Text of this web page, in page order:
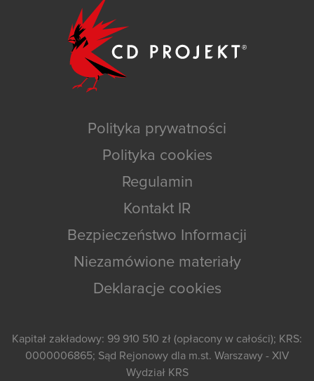
Polityka prywatności
Polityka cookies
Regulamin
Kontakt IR
Bezpieczeństwo Informacji
Niezamówione materiały
Deklaracje cookies
Kapitał zakładowy: 99 910 510 zł (opłacony w całości); KRS:
0000006865; Sąd Rejonowy dla m.st. Warszawy - XIV
Wydział KRS